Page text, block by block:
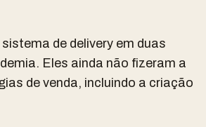
de delivery em duas
Eles ainda não fizeram a
de venda, incluindo a criação